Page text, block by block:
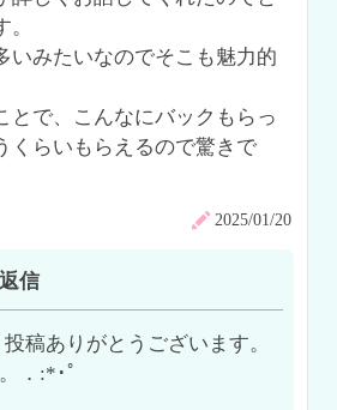
いみたいなのでそこも魅力的
とで、こんなにバックもらっ
くらいもらえるので驚きで
2025/01/20
信
稿ありがとうございます。
．:*･ﾟ